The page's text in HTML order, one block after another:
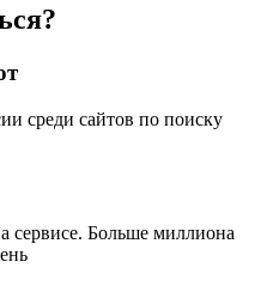
среди сайтов по поиску
сервисе. Больше миллиона